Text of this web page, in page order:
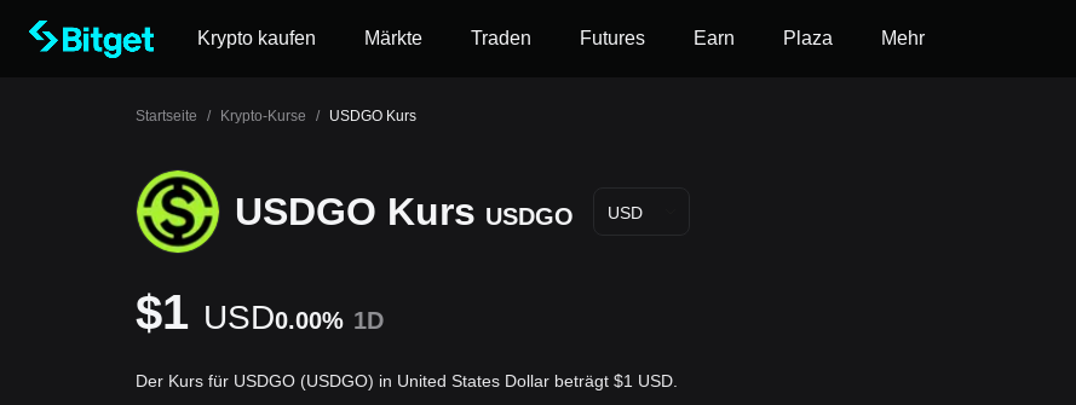
Krypto kaufen Märkte Traden Futures Earn Plaza Mehr
Startseite / Krypto-Kurse / USDGO Kurs
USDGO Kurs USDGO USD
$1 USD0.00% 1D
Der Kurs für USDGO (USDGO) in United States Dollar beträgt $1 USD.